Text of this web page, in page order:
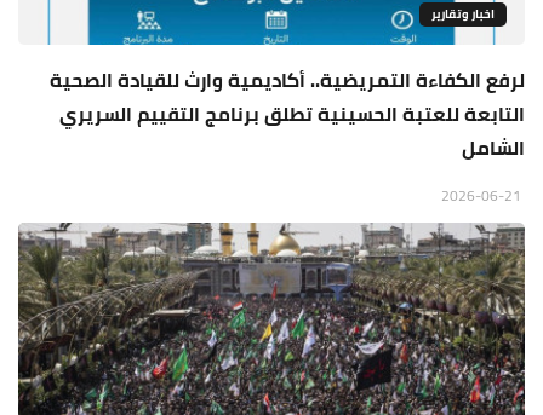
اخبار وتقارير
لرفع الكفاءة التمريضية.. أكاديمية وارث للقيادة الصحية
التابعة للعتبة الحسينية تطلق برنامج التقييم السريري
الشامل